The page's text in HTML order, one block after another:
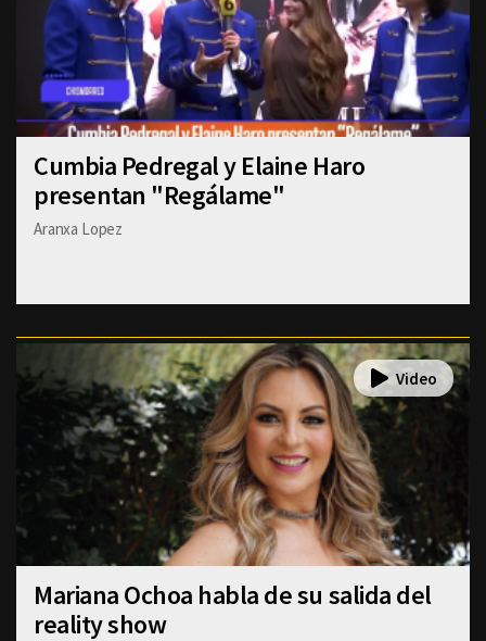
Cumbia Pedregal y Elaine Haro
presentan "Regálame"
Aranxa Lopez
Mariana Ochoa habla de su salida del
reality show